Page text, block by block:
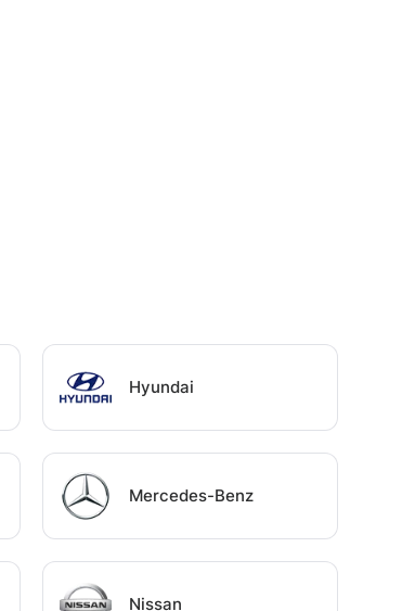
Hyundai
Mercedes-Benz
Nissan